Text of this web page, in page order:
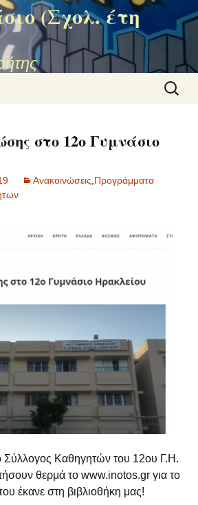
(Σχολ. έτη
για:
στο 12ο Γυμνάσιο
Ανακοινώσεις Προγράμματα
Σύλλογος Καθηγητών του 12ου Γ.Η.
θερμά το www.inotos.gr για το
έκανε στη βιβλιοθήκη μας!